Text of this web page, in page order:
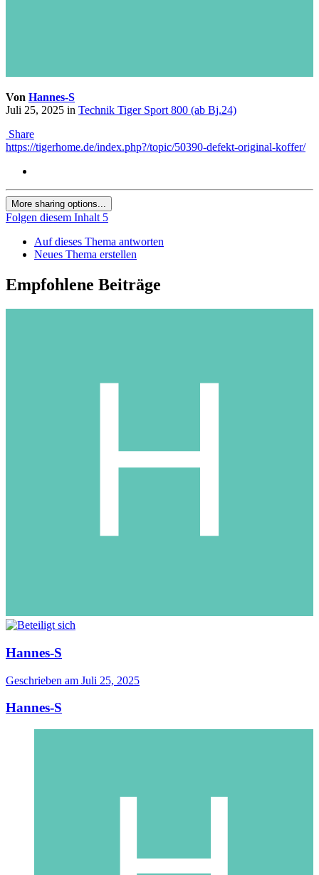
Von Hannes-S
Juli 25, 2025 in Technik Tiger Sport 800 (ab Bj.24)
Share
https://tigerhome.de/index.php?/topic/50390-defekt-original-koffer/
More sharing options...
Folgen diesem Inhalt 5
Auf dieses Thema antworten
Neues Thema erstellen
Empfohlene Beiträge
Hannes-S
Geschrieben am Juli 25, 2025
Hannes-S